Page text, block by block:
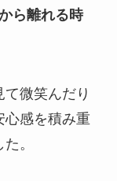
ら離れる時
微笑んだり
心感を積み重
。